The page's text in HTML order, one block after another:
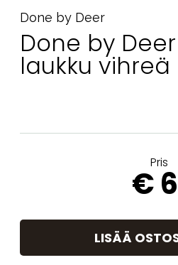
Done by Deer
Done by
laukku vihreä
Pris
€
LISÄÄ
Ota meihin